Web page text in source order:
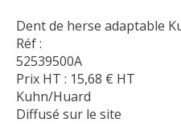
Dent de herse adaptable
Réf :
52539500A
Prix HT : 15,68 € HT
Kuhn/Huard
Diffusé sur le site